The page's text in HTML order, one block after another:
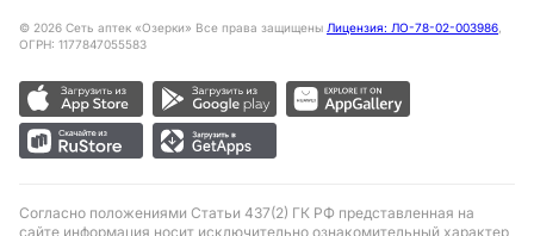
© 2026 Сеть аптек «Озерки» Все права защищены Лицензия: ЛО-78-02-003986,
ОГРН: 1177847055583
Согласно положениями Статьи 437(2) ГК РФ представленная на
сайте информация носит исключительно ознакомительный характер